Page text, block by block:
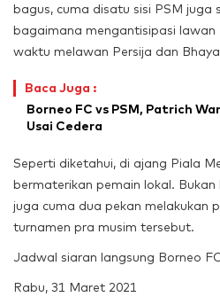
bagus, cuma disatu sisi PSM juga
bagaimana mengantisipasi lawan
waktu melawan Persija dan
Baca Juga :
Borneo FC vs PSM, Patrich
Usai Cedera
Seperti diketahui, di ajang Piala
bermaterikan pemain lokal. Bukan
juga cuma dua pekan melakukan
turnamen pra musim tersebut.
Jadwal siaran langsung Borneo
Rabu, 31 Maret 2021